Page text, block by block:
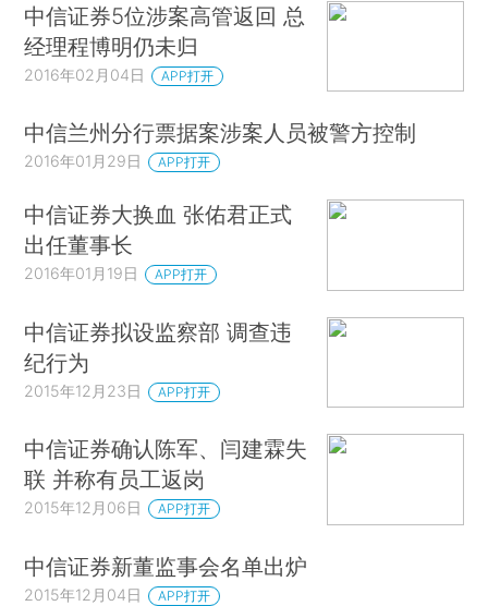
中信证券5位涉案高管返回 总
经理程博明仍未归
2016年02月04日 APP打开
中信兰州分行票据案涉案人员被警方控制
2016年01月29日 APP打开
中信证券大换血 张佑君正式
出任董事长
2016年01月19日 APP打开
中信证券拟设监察部 调查违
纪行为
2015年12月23日 APP打开
中信证券确认陈军、闫建霖失
联 并称有员工返岗
2015年12月06日 APP打开
中信证券新董监事会名单出炉
2015年12月04日 APP打开